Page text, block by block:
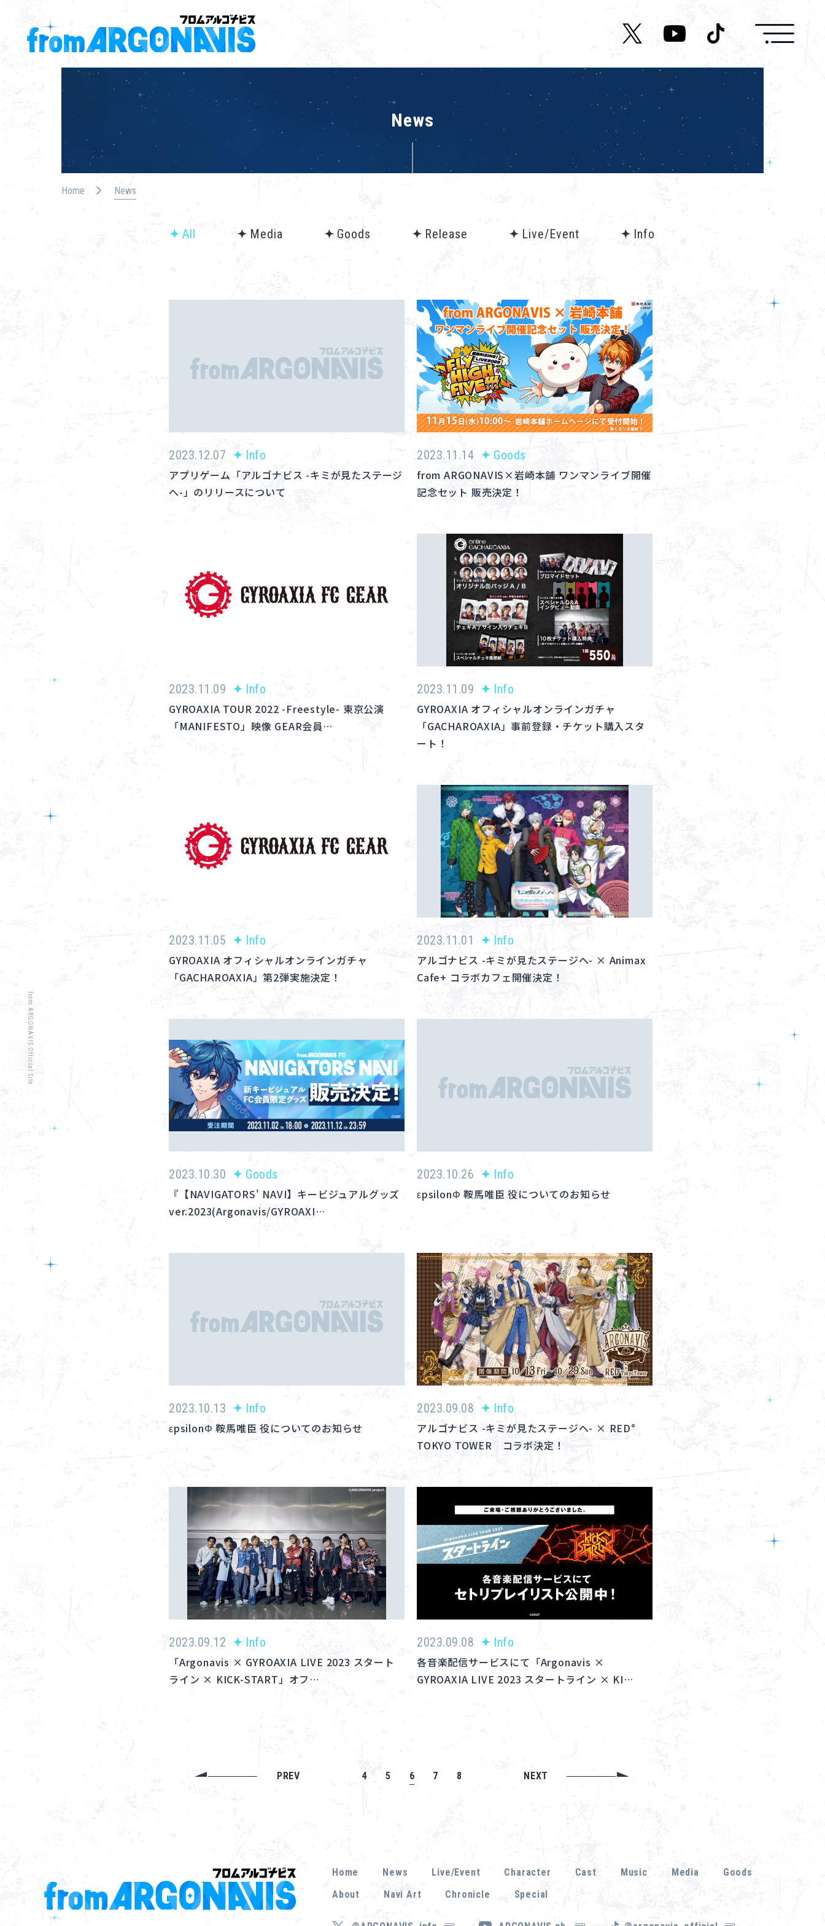
News
Live/Event
Character
from ARGONAVIS Official Site
News
Home News
All Media Goods Release Live/Event Info
2023.12.07
Info
アプリゲーム「アルゴナビス -キミが見たステージ
へ-」のリリースについて
2023.11.14
Goods
from ARGONAVIS×岩崎本舗 ワンマンライブ開催
記念セット 販売決定！
2023.11.09
Info
GYROAXIA TOUR 2022 -Freestyle- 東京公演
「MANIFESTO」映像 GEAR会員…
2023.11.09
Info
GYROAXIA オフィシャルオンラインガチャ
「GACHAROAXIA」事前登録・チケット購入スタ
ート！
2023.11.05
Info
GYROAXIA オフィシャルオンラインガチャ
「GACHAROAXIA」第2弾実施決定！
2023.11.01
Info
アルゴナビス -キミが見たステージへ- × Animax
Cafe+ コラボカフェ開催決定！
2023.10.30
Goods
『【NAVIGATORS' NAVI】キービジュアルグッズ
ver.2023(Argonavis/GYROAXI…
2023.10.26
Info
εpsilonΦ 鞍馬唯臣 役についてのお知らせ
2023.10.13
Info
εpsilonΦ 鞍馬唯臣 役についてのお知らせ
2023.09.08
Info
アルゴナビス -キミが見たステージへ- × RED°
TOKYO TOWER コラボ決定！
2023.09.12
Info
「Argonavis × GYROAXIA LIVE 2023 スタート
ライン × KICK-START」オフ…
2023.09.08
Info
各音楽配信サービスにて「Argonavis ×
GYROAXIA LIVE 2023 スタートライン × KI…
PREV 4 5 6 7 8 NEXT
Home News Live/Event Character Cast Music Media
Goods
About
Navi Art Chronicle Special